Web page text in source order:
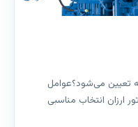
تعیین می‌شود؟عوامل
ارزان انتخاب مناسبی